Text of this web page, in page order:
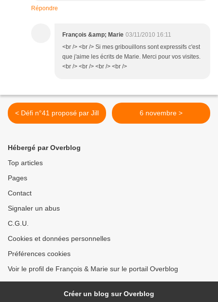
Répondre
François &amp; Marie 03/11/2010 16:11
<br /> <br /> Si mes gribouillons sont expressifs c'est
que j'aime les écrits de Marie. Merci pour vos visites.
<br /> <br /> <br /> <br />
< Défi n°41 proposé par Jill 6 novembre >
Hébergé par Overblog
Top articles
Pages
Contact
Signaler un abus
C.G.U.
Cookies et données personnelles
Préférences cookies
Voir le profil de François & Marie sur le portail Overblog
Créer un blog sur Overblog